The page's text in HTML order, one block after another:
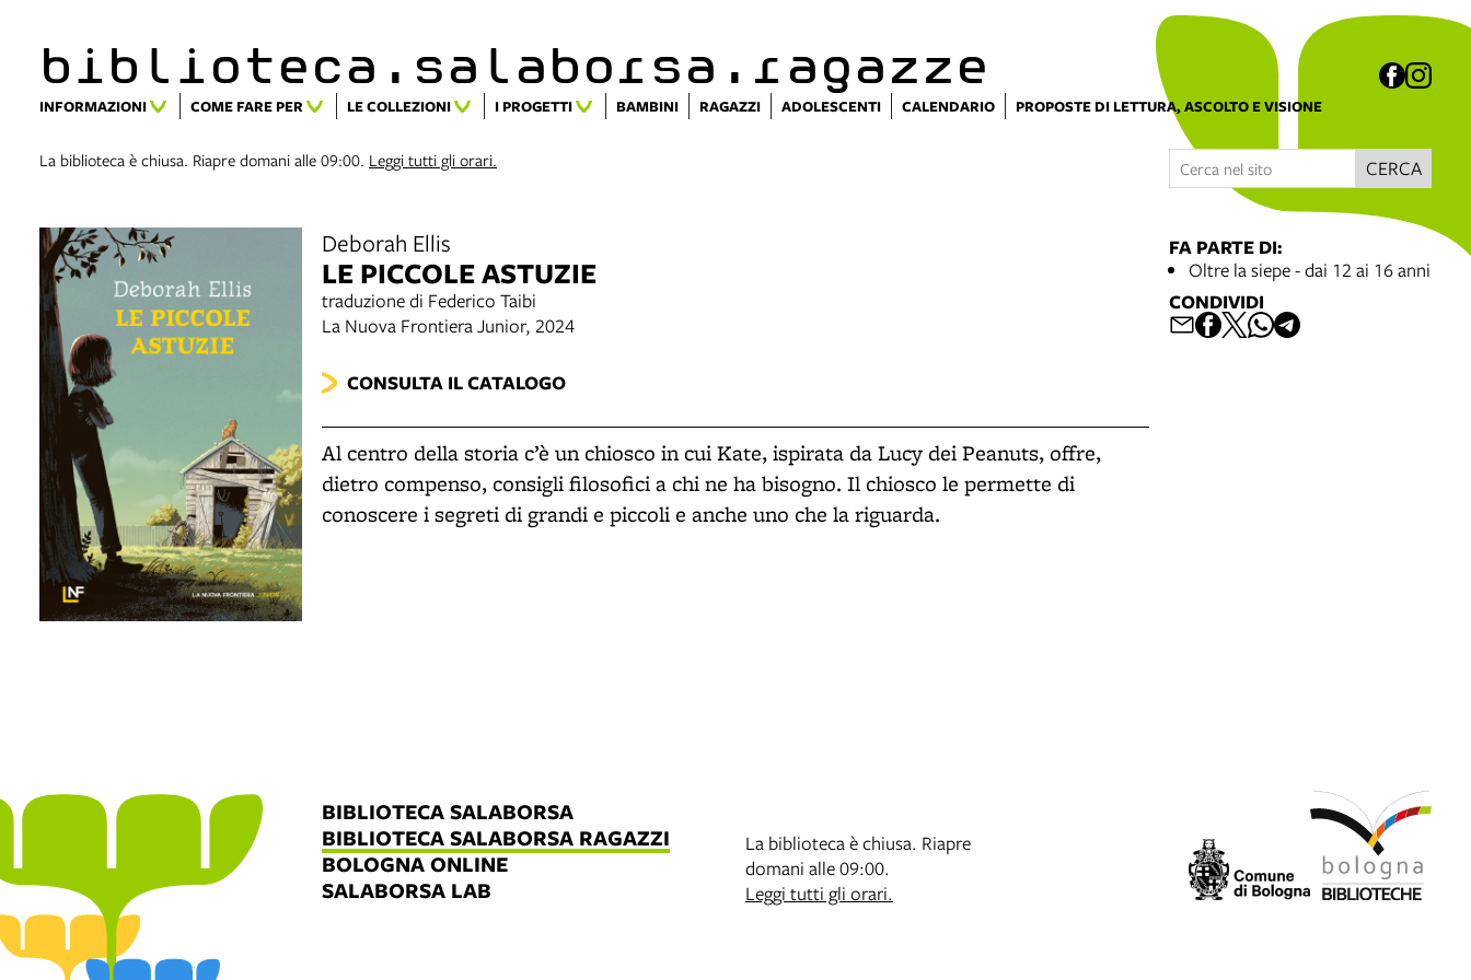
biblioteca.​salaborsa.ragazze
INFORMAZIONI COME FARE PER LE COLLEZIONI I PROGETTI BAMBINI RAGAZZI ADOLESCENTI CALENDARIO PROPOSTE DI LETTURA, ASCOLTO E VISIONE
La biblioteca è chiusa. Riapre domani alle 09:00. Leggi tutti gli orari. CERCA
Deborah Ellis
LE PICCOLE ASTUZIE
traduzione di Federico Taibi
La Nuova Frontiera Junior, 2024
CONSULTA IL CATALOGO
Al centro della storia c’è un chiosco in cui Kate, ispirata da Lucy dei Peanuts, offre,
dietro compenso, consigli filosofici a chi ne ha bisogno. Il chiosco le permette di
conoscere i segreti di grandi e piccoli e anche uno che la riguarda.
FA PARTE DI:
Oltre la siepe - dai 12 ai 16 anni
CONDIVIDI
BIBLIOTECA SALABORSA
BIBLIOTECA SALABORSA RAGAZZI
BOLOGNA ONLINE
SALABORSA LAB
La biblioteca è chiusa. Riapre
domani alle 09:00.
Leggi tutti gli orari.